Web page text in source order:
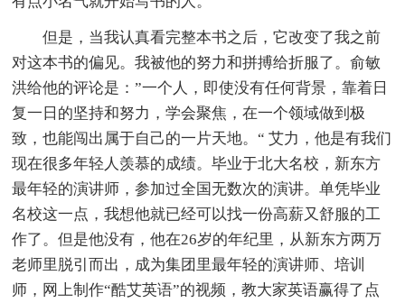
但是，当我认真看完整本书之后，它改变了我之前
对这本书的偏见。我被他的努力和拼搏给折服了。俞敏
洪给他的评论是：”一个人，即使没有任何背景，靠着日
复一日的坚持和努力，学会聚焦，在一个领域做到极
致，也能闯出属于自己的一片天地。“ 艾力，他是有我们
现在很多年轻人羡慕的成绩。毕业于北大名校，新东方
最年轻的演讲师，参加过全国无数次的演讲。单凭毕业
名校这一点，我想他就已经可以找一份高薪又舒服的工
作了。但是他没有，他在26岁的年纪里，从新东方两万
老师里脱引而出，成为集团里最年轻的演讲师、培训
师，网上制作“酷艾英语”的视频，教大家英语赢得了点